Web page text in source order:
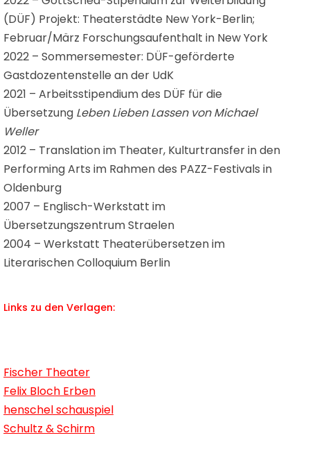
(DÜF) Projekt: Theaterstädte New York-Berlin;
Februar/März Forschungsaufenthalt in New York
2022 – Sommersemester: DÜF-geförderte
Gastdozentenstelle an der UdK
2021 – Arbeitsstipendium des DÜF für die
Übersetzung Leben Lieben Lassen von Michael
Weller
2012 – Translation im Theater, Kulturtransfer in den
Performing Arts im Rahmen des PAZZ-Festivals in
Oldenburg
2007 – Englisch-Werkstatt im
Übersetzungszentrum Straelen
2004 – Werkstatt Theaterübersetzen im
Literarischen Colloquium Berlin
Links zu den Verlagen:
Fischer Theater
Felix Bloch Erben
henschel schauspiel
Schultz & Schirm